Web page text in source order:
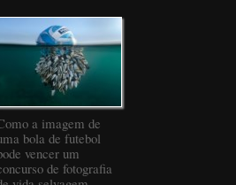
a imagem de
bola de futebol
vencer um
de fotografia